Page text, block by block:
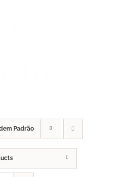
Padrão